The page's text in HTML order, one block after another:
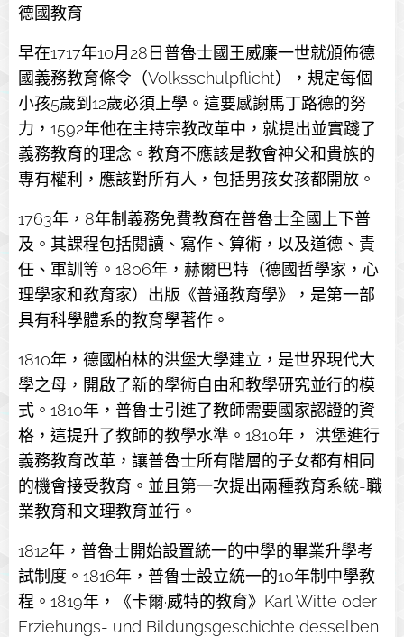
德國教育
早在1717年10月28日普魯士國王威廉一世就頒佈德
國義務教育條令（Volksschulpflicht），規定每個
小孩5歲到12歲必須上學。這要感謝馬丁路德的努
力，1592年他在主持宗教改革中，就提出並實踐了
義務教育的理念。教育不應該是教會神父和貴族的
專有權利，應該對所有人，包括男孩女孩都開放。
1763年，8年制義務免費教育在普魯士全國上下普
及。其課程包括閱讀、寫作、算術，以及道德、責
任、軍訓等。1806年，赫爾巴特（德國哲學家，心
理學家和教育家）出版《普通教育學》，是第一部
具有科學體系的教育學著作。
1810年，德國柏林的洪堡大學建立，是世界現代大
學之母，開啟了新的學術自由和教學研究並行的模
式。1810年，普魯士引進了教師需要國家認證的資
格，這提升了教師的教學水準。1810年， 洪堡進行
義務教育改革，讓普魯士所有階層的子女都有相同
的機會接受教育。並且第一次提出兩種教育系統-職
業教育和文理教育並行。
1812年，普魯士開始設置統一的中學的畢業升學考
試制 度 。 1816年，普魯士設立統一的10年制中學教
程。1819年，《卡爾·威特的教育》Karl Witte oder
Erziehungs- und Bildungsgeschichte desselben